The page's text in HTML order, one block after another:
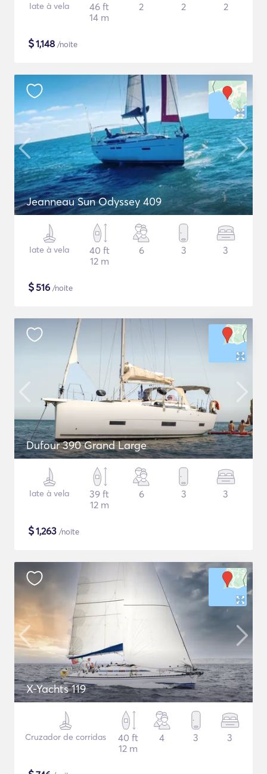
Iate à vela
46 ft
14 m
2 2 2
$1,148 /noite
Jeanneau Sun Odyssey 409
Iate à vela
40 ft
12 m
6 3 3
$516 /noite
Dufour 390 Grand Large
Iate à vela
39 ft
12 m
6 3 3
$1,263 /noite
X-Yachts 119
Cruzador de corridas
40 ft
12 m
4 3 3